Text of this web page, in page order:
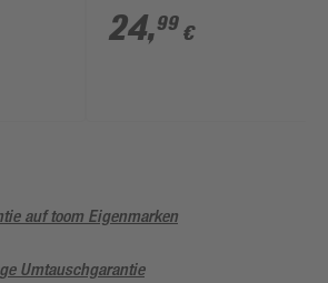
grau
24,99 €
auf toom Eigenmarken
Umtauschgarantie